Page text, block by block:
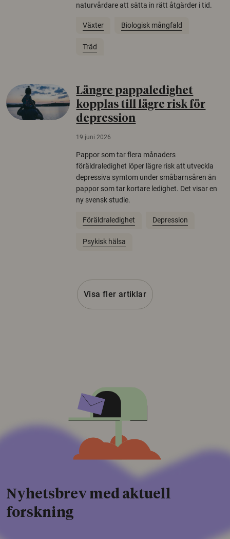
naturvårdare att sätta in rätt åtgärder i tid.
Växter Biologisk mångfald
Träd
Längre pappaledighet
kopplas till lägre risk för
depression
19 juni 2026
Pappor som tar flera månaders
föräldraledighet löper lägre risk att utveckla
depressiva symtom under småbarnsåren än
pappor som tar kortare ledighet. Det visar en
ny svensk studie.
Föräldraledighet Depression
Psykisk hälsa
Visa fler artiklar
Nyhetsbrev med aktuell
forskning